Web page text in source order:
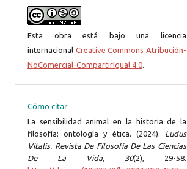
Esta obra está bajo una licencia
internacional Creative Commons Atribución-
NoComercial-CompartirIgual 4.0.
Cómo citar
La sensibilidad animal en la historia de la
filosofía: ontología y ética. (2024). Ludus
Vitalis. Revista De Filosofía De Las Ciencias
De La Vida, 30(2), 29-58.